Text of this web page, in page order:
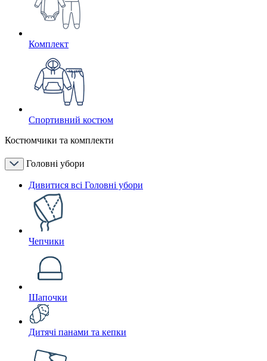
Комплект
Спортивний костюм
Костюмчики та комплекти
Головні убори
Дивитися всі Головні убори
Чепчики
Шапочки
Дитячі панами та кепки